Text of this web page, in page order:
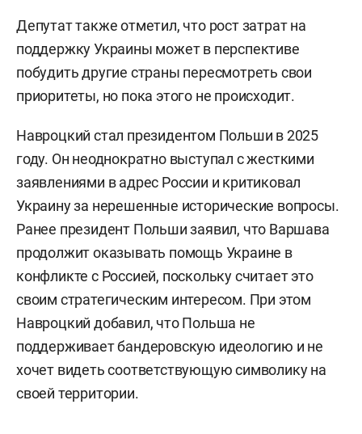
Депутат также отметил, что рост затрат на
поддержку Украины может в перспективе
побудить другие страны пересмотреть свои
приоритеты, но пока этого не происходит.
Навроцкий стал президентом Польши в 2025
году. Он неоднократно выступал с жесткими
заявлениями в адрес России и критиковал
Украину за нерешенные исторические вопросы.
Ранее президент Польши заявил, что Варшава
продолжит оказывать помощь Украине в
конфликте с Россией, поскольку считает это
своим стратегическим интересом. При этом
Навроцкий добавил, что Польша не
поддерживает бандеровскую идеологию и не
хочет видеть соответствующую символику на
своей территории.